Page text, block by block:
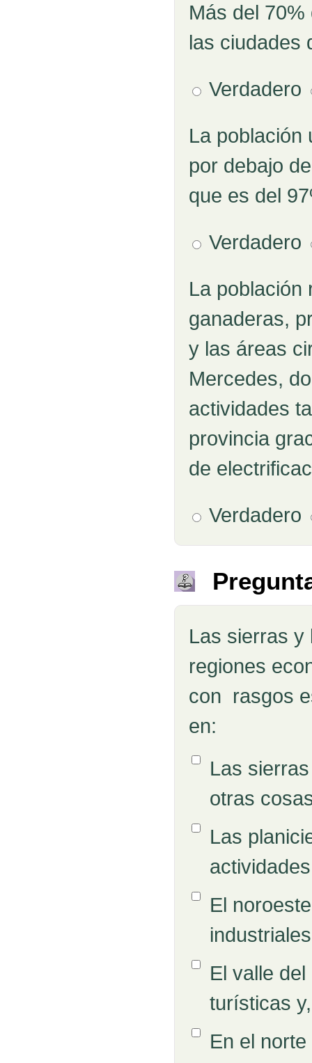
Pregunta 2
Más del
las ciudades
Verdadero
Pregunta 3
La población
por debajo
que es del
Verdadero
Pregunta 4
La población
ganaderas,
y las áreas
Mercedes,
actividades
provincia
de
Verdadero
Pregunta
Las sierras y
regiones
con rasgos
en:
Respuestas
Opción 1Las
otras
Opción 2Las
Opción 3
El
Opción 4El valle
turísticas
Opción 5En el